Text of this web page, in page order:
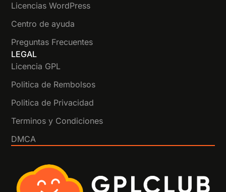
Licencias WordPress
Centro de ayuda
Preguntas Frecuentes
LEGAL
Licencia GPL
Politica de Rembolsos
Politica de Privacidad
Terminos y Condiciones
DMCA